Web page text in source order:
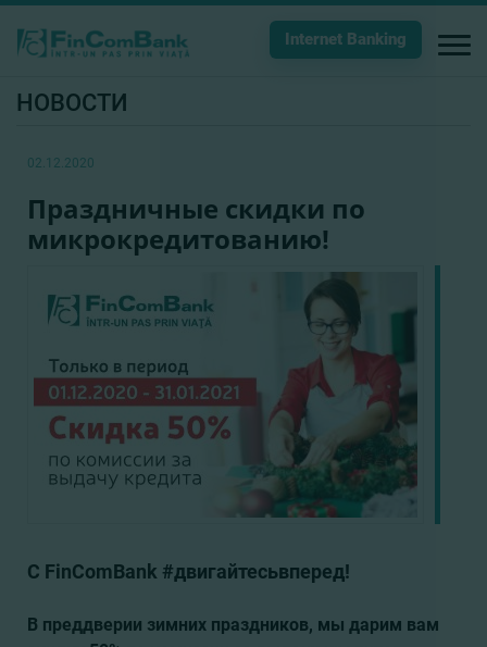
Internet Banking
НОВОСТИ
02.12.2020
Праздничные скидки по
микрокредитованию!
С FinComBank #двигайтесьвперед!
В преддверии зимних праздников, мы дарим вам